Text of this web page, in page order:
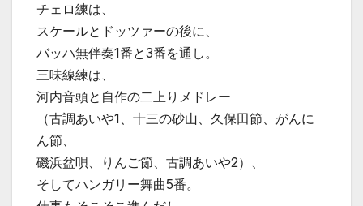
チェロ練は、
スケールとドッツァーの後に、
バッハ無伴奏1番と3番を通し。
三味線練は、
河内音頭と自作の二上りメドレー
（古調あいや1、十三の砂山、久保田節、がんに
ん節、
磯浜盆唄、りんご節、古調あいや2）、
そしてハンガリー舞曲5番。